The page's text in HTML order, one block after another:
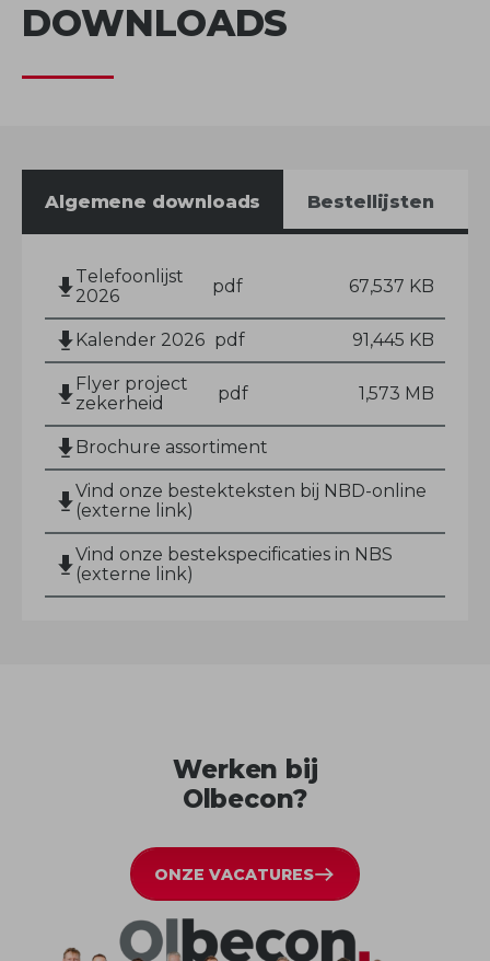
DOWNLOADS
Algemene downloads Bestellijsten
Telefoonlijst
2026
pdf 67,537 KB
Kalender 2026 pdf 91,445 KB
Flyer project
zekerheid
pdf 1,573 MB
Brochure assortiment
Vind onze bestekteksten bij NBD-online
(externe link)
Vind onze bestekspecificaties in NBS
(externe link)
Werken bij
Olbecon?
ONZE VACATURES